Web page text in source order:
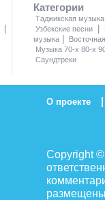
|
Категории
Таджикская музыка
Узбекские песни
|
музыка |
Музыка 70-х 80-х
Саундтреки
О проекте |
Copyright
размещены